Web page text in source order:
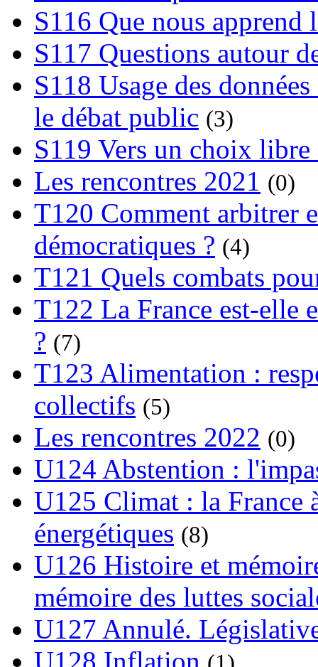
S116 Que nous apprend
S117 Questions autour
S118 Usage des
le débat public (3)
S119 Vers un choix
Les rencontres 2021 (0)
T120 Comment arbitrer
démocratiques ? (4)
T121 Quels combats
T122 La France est-elle
? (7)
T123 Alimentation :
collectifs (5)
Les rencontres 2022 (0)
U124 Abstention :
U125 Climat : la France
énergétiques (8)
U126 Histoire et
mémoire des luttes
U127 Annulé.
U128 Inflation